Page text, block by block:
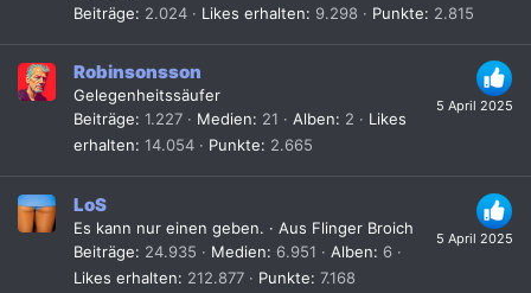
Beiträge
2.024 Likes erhalten 9.298 Punkte 2.815
5 April 2025
Robinsonsson
Gelegenheitssäufer
Beiträge 1.227 Medien 21 Alben 2
Likes
erhalten 14.054 Punkte 2.665
5 April 2025
LoS
Es kann nur einen geben. · Aus Flinger Broich
Beiträge
24.935 Medien 6.951 Alben
6
Likes erhalten
212.877 Punkte 7.168